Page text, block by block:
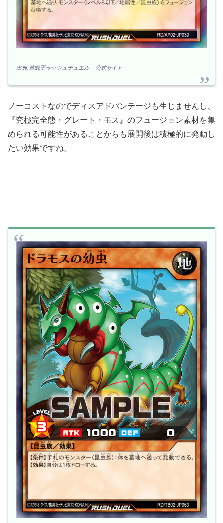
出典:遊戯王ラッシュデュエル – 公式サイト
ノーコストなのでディスアドバンテージも生じませんし、
『究極完全態・グレート・モス』のフュージョン素材を集
められる可能性があることからも展開後は積極的に発動し
たい効果ですね。